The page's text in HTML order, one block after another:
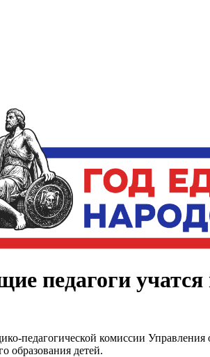
педагоги
педагогической комиссии
образования детей.